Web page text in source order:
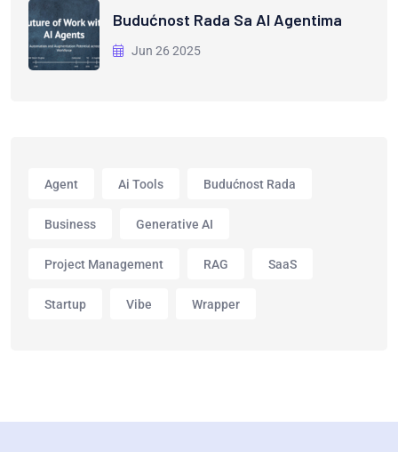
Budućnost Rada Sa AI Agentima
Jun 26 2025
Agent Ai Tools Budućnost Rada
Business Generative AI
Project Management RAG SaaS
Startup Vibe Wrapper